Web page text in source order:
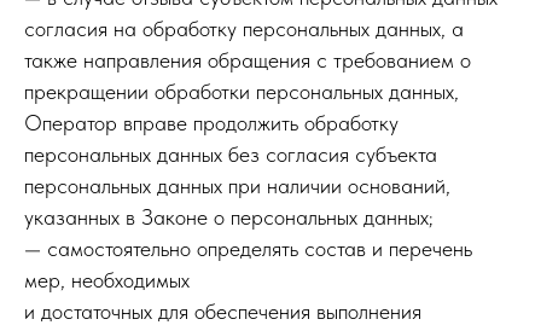
согласия на обработку персональных данных, а
также направления обращения с требованием о
прекращении обработки персональных данных,
Оператор вправе продолжить обработку
персональных данных без согласия субъекта
персональных данных при наличии оснований,
указанных в Законе о персональных данных;
— самостоятельно определять состав и перечень
мер, необходимых
и достаточных для обеспечения выполнения